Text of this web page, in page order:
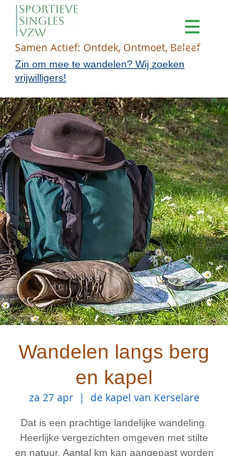
Samen Actief: Ontdek, Ontmoet, Beleef
Zin om mee te wandelen? Wij zoeken
vrijwilligers!
Wandelen langs berg
en kapel
za 27 apr
  |
de kapel van Kerselare
Dat is een prachtige landelijke wandeling.
Heerlijke vergezichten omgeven met stilte
en natuur. Aantal km kan aangepast worden